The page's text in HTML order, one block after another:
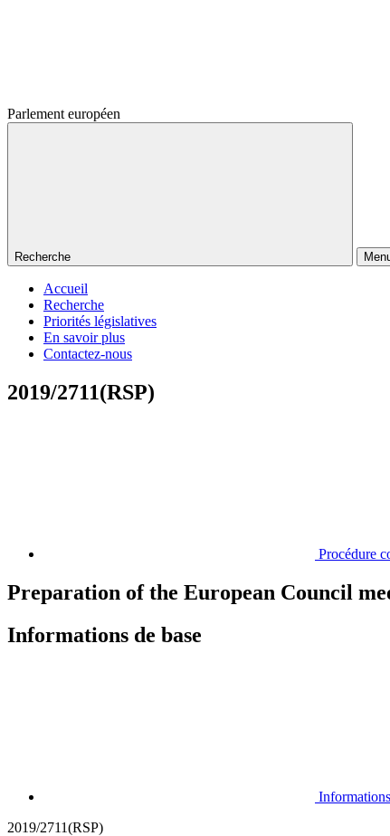
Parlement européen
Recherche
Accueil
Recherche
Priorités législatives
En savoir plus
Contactez-nous
2019/2711(RSP)
Procédure
Preparation of the European Council
Informations de base
2019/2711(RSP)